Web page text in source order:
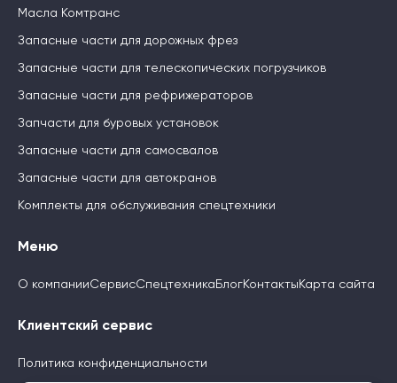
Масла Комтранс
Запасные части для дорожных фрез
Запасные части для телескопических погрузчиков
Запасные части для рефрижераторов
Запчасти для буровых установок
Запасные части для самосвалов
Запасные части для автокранов
Комплекты для обслуживания спецтехники
Меню
О компанииСервисСпецтехника БлогКонтакты Карта сайта
Клиентский сервис
Политика конфиденциальности